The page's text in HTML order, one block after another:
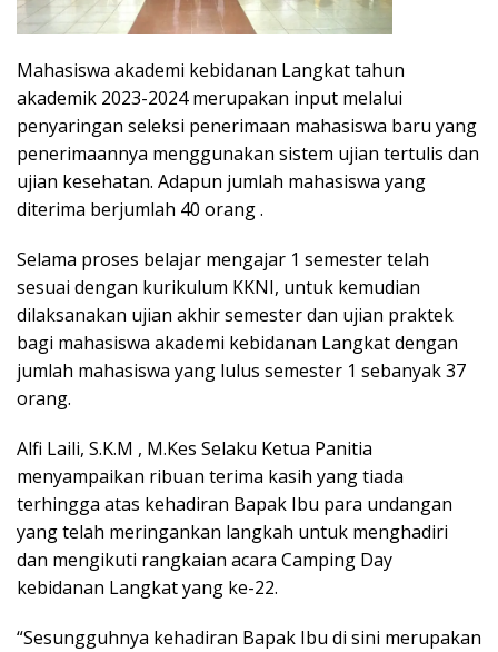
Mahasiswa akademi kebidanan Langkat tahun
akademik 2023-2024 merupakan input melalui
penyaringan seleksi penerimaan mahasiswa baru yang
penerimaannya menggunakan sistem ujian tertulis dan
ujian kesehatan. Adapun jumlah mahasiswa yang
diterima berjumlah 40 orang .
Selama proses belajar mengajar 1 semester telah
sesuai dengan kurikulum KKNI, untuk kemudian
dilaksanakan ujian akhir semester dan ujian praktek
bagi mahasiswa akademi kebidanan Langkat dengan
jumlah mahasiswa yang lulus semester 1 sebanyak 37
orang.
Alfi Laili, S.K.M , M.Kes Selaku Ketua Panitia
menyampaikan ribuan terima kasih yang tiada
terhingga atas kehadiran Bapak Ibu para undangan
yang telah meringankan langkah untuk menghadiri
dan mengikuti rangkaian acara Camping Day
kebidanan Langkat yang ke-22.
“Sesungguhnya kehadiran Bapak Ibu di sini merupakan